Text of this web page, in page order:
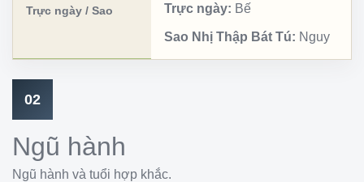
Trực ngày / Sao Trực ngày: Bế
Sao Nhị Thập Bát Tú: Nguy
02
Ngũ hành
Ngũ hành và tuổi hợp khắc.